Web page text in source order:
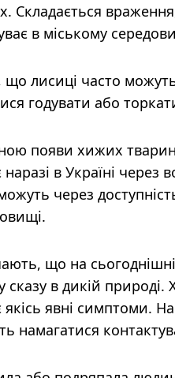
Складається
в міському
що лисиці часто
годувати або
появи хижих
в Україні
через
що на
сказу в дикій
явні симптоми.
намагатися